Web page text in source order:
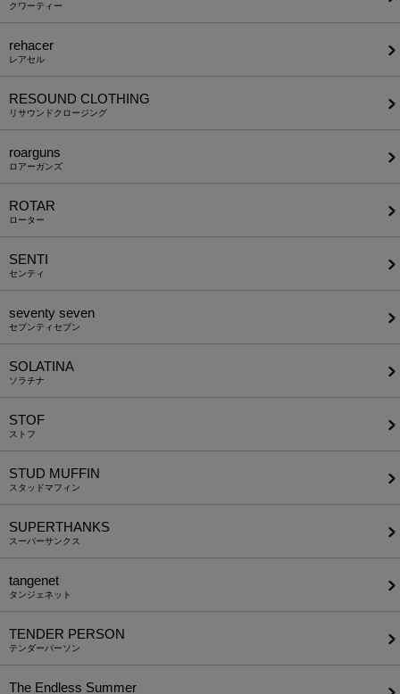
クワーティー
rehacer
レアセル
RESOUND CLOTHING
リサウンドクロージング
roarguns
ロアーガンズ
ROTAR
ローター
SENTI
センティ
seventy seven
セブンティセブン
SOLATINA
ソラチナ
STOF
ストフ
STUD MUFFIN
スタッドマフィン
SUPERTHANKS
スーパーサンクス
tangenet
タンジェネット
TENDER PERSON
テンダーパーソン
The Endless Summer